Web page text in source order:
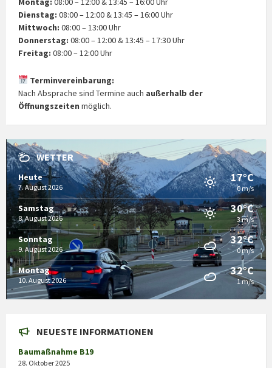
Dienstag: 08:00 – 12:00 & 13:45 – 16:00 Uhr
Mittwoch: 08:00 – 13:00 Uhr
Donnerstag: 08:00 – 12:00 & 13:45 – 17:30 Uhr
Freitag: 08:00 – 12:00 Uhr
Terminvereinbarung:
Nach Absprache sind Termine auch außerhalb der
Öffnungszeiten möglich.
WETTER
Heute
7. August 2026
17°C
0 m/s
Samstag
8. August 2026
30°C
3 m/s
Sonntag
9. August 2026
32°C
0 m/s
Montag
10. August 2026
32°C
1 m/s
NEUESTE INFORMATIONEN
Baumaßnahme B19
28. Oktober 2025